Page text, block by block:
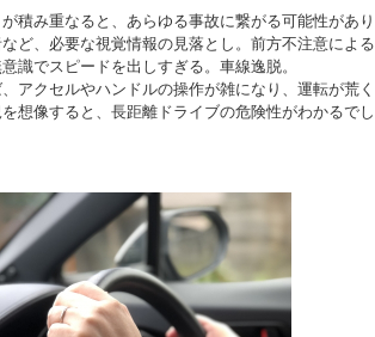
積み重なると、あらゆる事故に繋がる可能性があ
ど、必要な視覚情報の見落とし。前方不注意によ
識でスピードを出しすぎる。車線逸脱。
アクセルやハンドルの操作が雑になり、運転が荒
想像すると、長距離ドライブの危険性がわかるで